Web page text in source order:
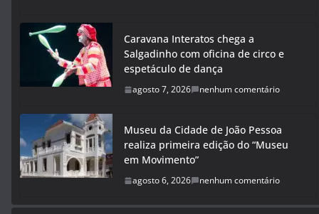
Caravana Interatos chega a
Salgadinho com oficina de circo e
espetáculo de dança
agosto 7, 2026 nenhum comentário
Museu da Cidade de João Pessoa
realiza primeira edição do “Museu
em Movimento”
agosto 6, 2026 nenhum comentário